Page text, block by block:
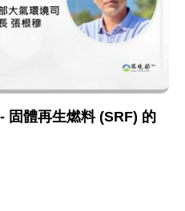
固體再生燃料 (SRF) 的